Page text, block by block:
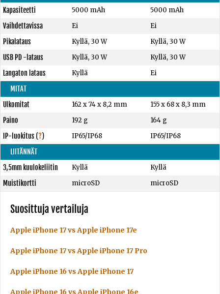
Kapasiteetti
5000 mAh
5000 mAh
Vaihdettavissa
Ei
Ei
Pikalataus
Kyllä, 30 W
Kyllä, 30 W
USB PD -lataus
Kyllä, 30 W
Kyllä, 30 W
Langaton lataus
Kyllä
Ei
MITAT
Ulkomitat
162 x 74 x 8,2 mm
155 x 68 x 8,3 mm
Paino
192 g
164 g
IP-luokitus(?) IP65/IP68
IP65/IP68
LIITÄNNÄT
3,5mm kuulokeliitin
Kyllä
Kyllä
Muistikortti
microSD microSD
Suosittuja vertailuja
Apple iPhone 17 vs Apple iPhone 17e
Apple iPhone 17 vs Apple iPhone 17 Pro
Apple iPhone 16 vs Apple iPhone 17
Apple iPhone 16 vs Apple iPhone 16e